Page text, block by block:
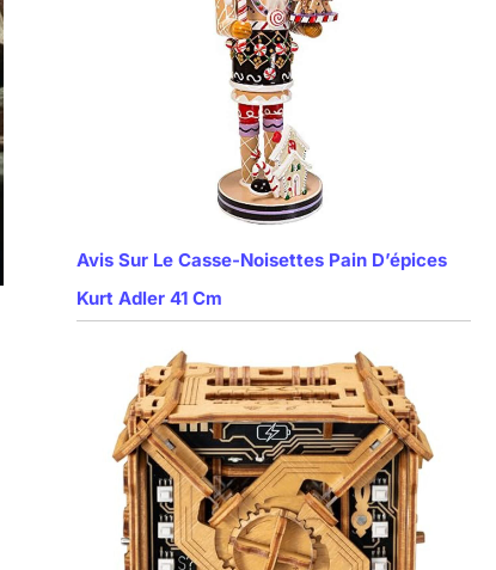
Avis Sur Le Casse-Noisettes Pain D’épices
Kurt Adler 41 Cm